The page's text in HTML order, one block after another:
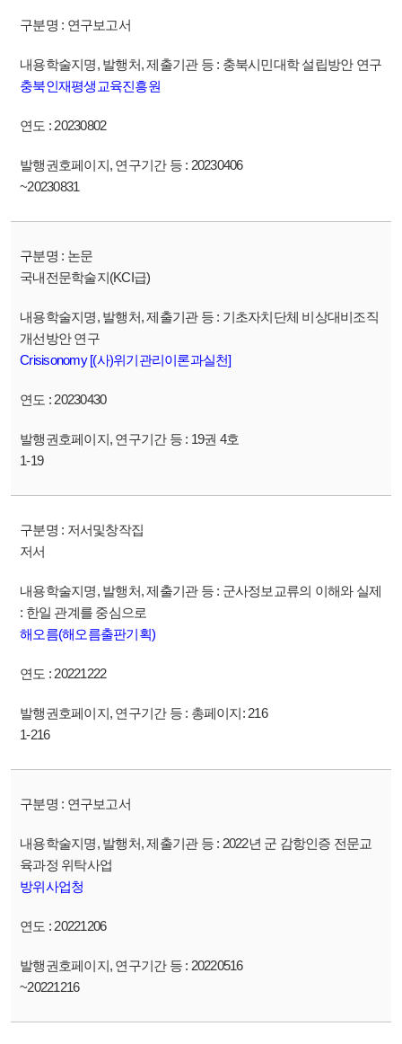
연구보고서
충북시민대학 설립방안 연구
충북인재평생교육진흥원
20230802
20230406
~20230831
논문
국내전문학술지(KCI급)
기초자치단체 비상대비조직
개선방안 연구
Crisisonomy [(사)위기관리이론과실천]
20230430
19권 4호
1-19
저서및창작집
저서
군사정보교류의 이해와 실제
: 한일 관계를 중심으로
해오름(해오름출판기획)
20221222
총페이지: 216
1-216
연구보고서
2022년 군 감항인증 전문교
육과정 위탁사업
방위사업청
20221206
20220516
~20221216